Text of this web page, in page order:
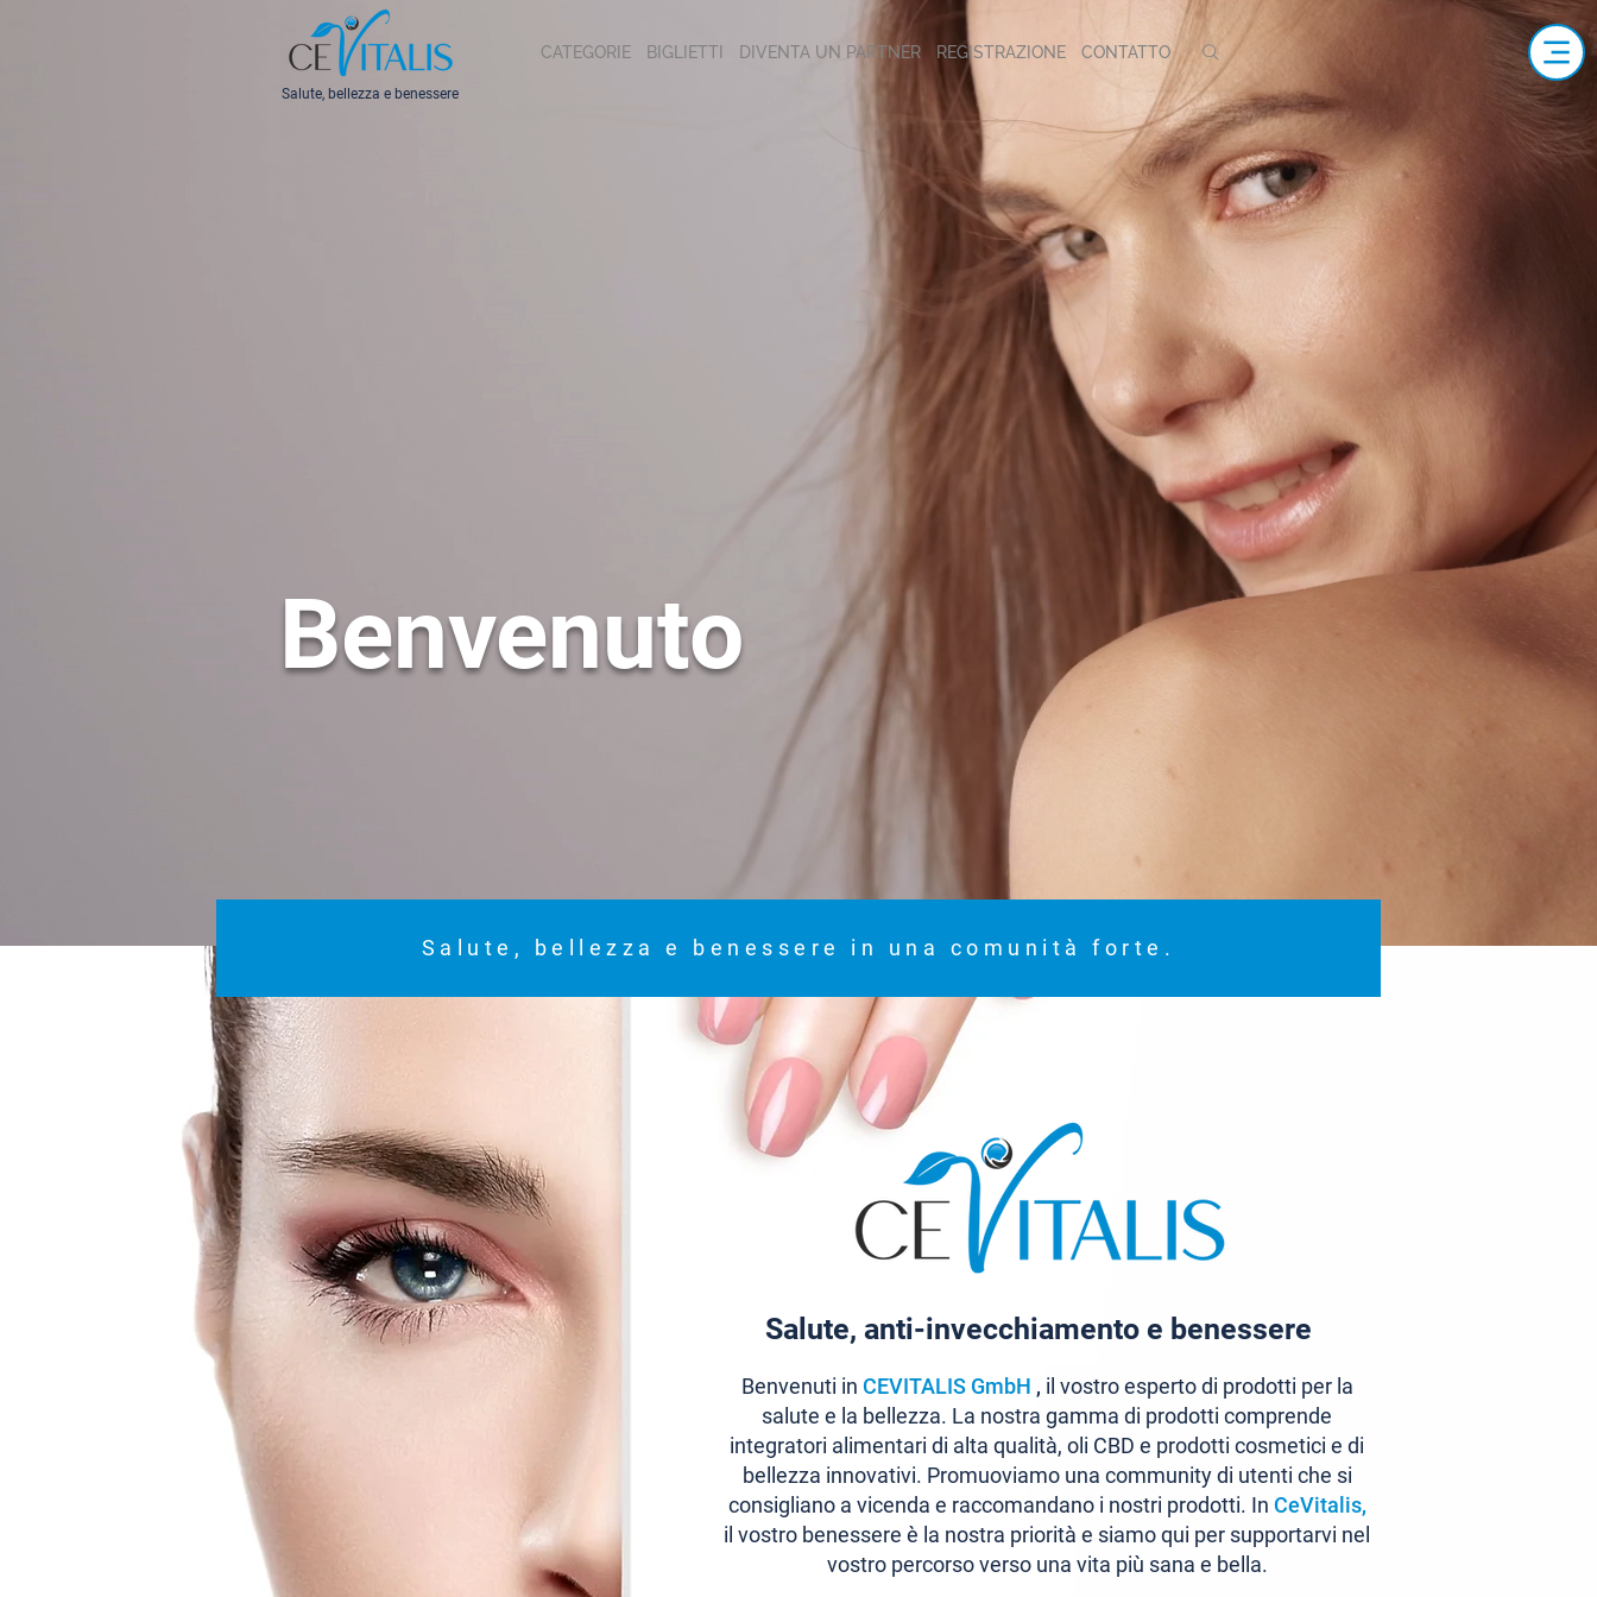
Salute, bellezza e benessere
CATEGORIE BIGLIETTI DIVENTA UN PARTNER REGISTRAZIONE CONTATTO
Benvenuto
Salute, bellezza e benessere in una comunità forte.
Salute, anti-invecchiamento e benessere
Benvenuti in CEVITALIS GmbH , il vostro esperto di prodotti per la
salute e la bellezza. La nostra gamma di prodotti comprende
integratori alimentari di alta qualità, oli CBD e prodotti cosmetici e di
bellezza innovativi. Promuoviamo una community di utenti che si
consigliano a vicenda e raccomandano i nostri prodotti. In CeVitalis,
il vostro benessere è la nostra priorità e siamo qui per supportarvi nel
vostro percorso verso una vita più sana e bella.